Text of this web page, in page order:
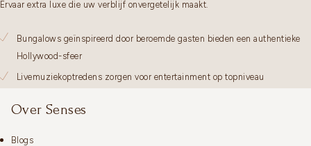
Ervaar extra luxe die uw verblijf onvergetelijk maakt.
Bungalows geïnspireerd door beroemde gasten bieden een authentieke
Hollywood-sfeer
Livemuziekoptredens zorgen voor entertainment op topniveau
Over Senses
Blogs